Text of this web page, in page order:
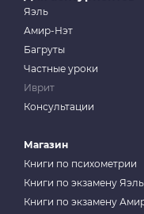
Яэль
Амир-Нэт
Багруты
Частные уроки
Иврит
Консультации
Магазин
Книги по психометрии
Книги по экзамену Яэль
Книги по экзамену